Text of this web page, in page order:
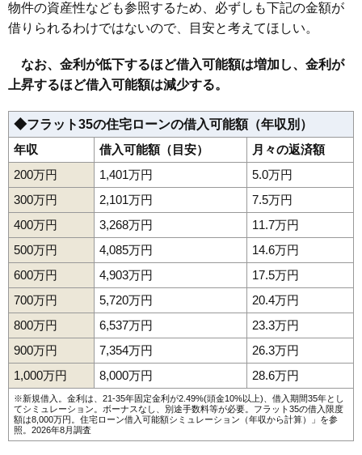
物件の資産性なども参照するため、必ずしも下記の金額が
借りられるわけではないので、目安と考えてほしい。
なお、金利が低下するほど借入可能額は増加し、金利が
上昇するほど借入可能額は減少する。
◆フラット35の住宅ローンの借入可能額（年収別）
年収
借入可能額（目安）
月々の返済額
200万円
1,401万円
5.0万円
300万円
2,101万円
7.5万円
400万円
3,268万円
11.7万円
500万円
4,085万円
14.6万円
600万円
4,903万円
17.5万円
700万円
5,720万円
20.4万円
800万円
6,537万円
23.3万円
900万円
7,354万円
26.3万円
1,000万円
8,000万円 28.6万円
※新規借入。金利は、21-35年固定金利が2.49%(頭金10%以上)、借入期間35年とし
てシミュレーション。ボーナスなし、別途手数料等が必要。フラット35の借入限度
額は8,000万円。 住宅ローン借入可能額シミュレーション（年収から計算）
」を参
照。2026年8月調査